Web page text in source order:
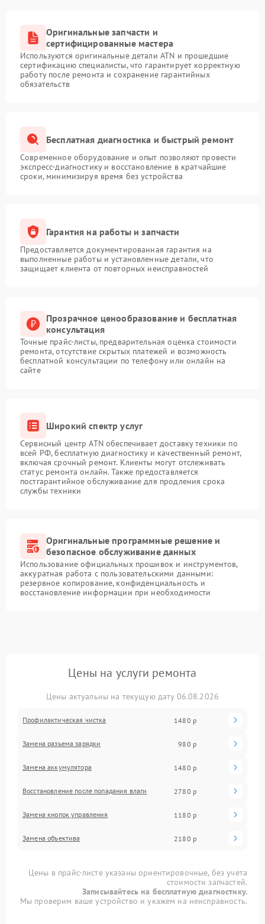
Оригинальные запчасти и
сертифицированные мастера
Используются оригинальные детали ATN и прошедшие
сертификацию специалисты, что гарантирует корректную
работу после ремонта и сохранение гарантийных
обязательств
Бесплатная диагностика и быстрый ремонт
Современное оборудование и опыт позволяют провести
экспресс-диагностику и восстановление в кратчайшие
сроки, минимизируя время без устройства
Гарантия на работы и запчасти
Предоставляется документированная гарантия на
выполненные работы и установленные детали, что
защищает клиента от повторных неисправностей
Прозрачное ценообразование и бесплатная
консультация
Точные прайс-листы, предварительная оценка стоимости
ремонта, отсутствие скрытых платежей и возможность
бесплатной консультации по телефону или онлайн на
сайте
Широкий спектр услуг
Сервисный центр ATN обеспечивает доставку техники по
всей РФ, бесплатную диагностику и качественный ремонт,
включая срочный ремонт. Клиенты могут отслеживать
статус ремонта онлайн. Также предоставляется
постгарантийное обслуживание для продления срока
службы техники
Оригинальные программные решение и
безопасное обслуживание данных
Использование официальных прошивок и инструментов,
аккуратная работа с пользовательскими данными:
резервное копирование, конфиденциальность и
восстановление информации при необходимости
Цены на услуги ремонта
Цены актуальны на текущую дату 06.08.2026
Профилактическая чистка 1480 р
Замена разъема зарядки 980 р
Замена аккумулятора 1480 р
Восстановление после попадания влаги 2780 р
Замена кнопок управления 1180 р
Замена объектива 2180 р
Цены в прайс-листе указаны ориентировочные, без учета
стоимости запчастей.
Записывайтесь на бесплатную диагностику.
Мы проверим ваше устройство и укажем на неисправность.